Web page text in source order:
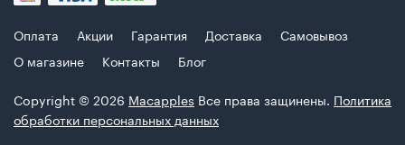
Оплата Акции Гарантия Доставка
Самовывоз
О магазине
Контакты
Блог
Copyright © 2026 Macapples Все права защинены. Политика
обработки персональных данных